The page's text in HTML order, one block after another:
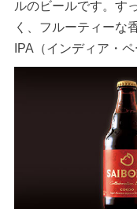
ルのビールです。す
く、フルーティーな
IPA（インディア・